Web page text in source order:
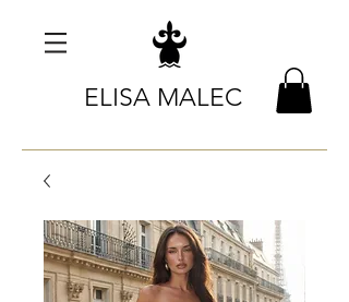
ELISA MALEC